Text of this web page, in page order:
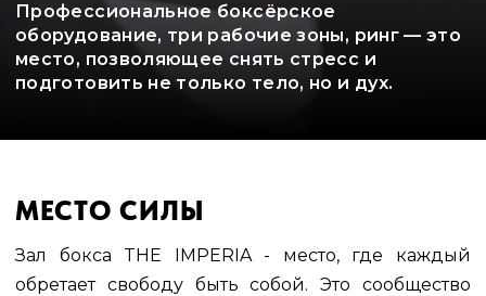
Профессиональное боксёрское
оборудование, три рабочие зоны, ринг — это
место, позволяющее снять стресс и
подготовить не только тело, но и дух.
МЕСТО СИЛЫ
Зал бокса THE IMPERIA - место, где каждый
обретает свободу быть собой. Это сообщество